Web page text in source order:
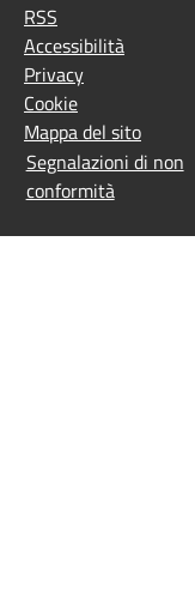
RSS
Accessibilità
Privacy
Cookie
Mappa del sito
Segnalazioni di non
conformità